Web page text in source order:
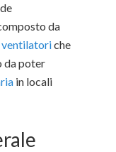
da
ventilatoriche
da poter
in locali